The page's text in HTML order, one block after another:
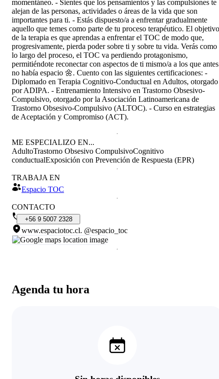
Agenda tu hora
momentáneo. - Sientes que los pensamientos y las compulsiones te
alejan de las personas, actividades o áreas de la vida que son
importantes para ti. - Estás dispuesto/a a enfrentar gradualmente
aquello que temes como parte de tu proceso terapéutico. El objetivo
de la terapia es que aprendas a enfrentar el TOC de modo que,
progresivamente, pierda poder sobre ti y sobre tu vida. Verás como
lo largo del proceso, el TOC va perdiendo protagonismo,
permitiéndote reconectar con aspectos de ti mismo/a a los que antes
no había espacio 🌼. Cuento con las siguientes certificaciones: -
Diplomado en Terapia Cognitivo-Conductual en Adultos, otorgado
por ADIPA. - Entrenamiento Intensivo en Trastorno Obsesivo-
Compulsivo, otorgado por la Asociación Latinoamericana de
Trastorno Obsesivo-Compulsivo (ALTOC). - Curso en estrategias
de Aceptación y Compromiso (ACT).
ME ESPECIALIZO EN...
AdultoTrastorno Obsesivo CompulsivoCognitivo
conductualExposición con Prevención de Respuesta (EPR)
TRABAJA EN
Espacio TOC
CONTACTO
+56 9 5007 2328
www.espaciotoc.cl. @espacio_toc